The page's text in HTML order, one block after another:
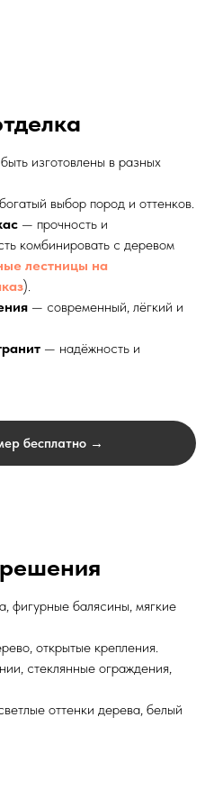
изготовлены в разных
выбор пород и оттенков.
— прочность и
комбинировать с деревом
лестницы на
).
— современный, лёгкий и
— надёжность и
бесплатно →
фигурные балясины, мягкие
открытые крепления.
стеклянные ограждения,
оттенки дерева, белый